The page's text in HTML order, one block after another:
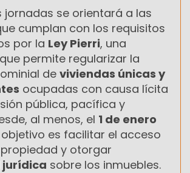
jornadas se orientará a las
cumplan con los requisitos
por la Ley Pierri, una
permite regularizar la
de viviendas únicas y
ocupadas con causa lícita
pública, pacífica y
al menos, el 1 de enero
objetivo es facilitar el acceso
y otorgar
sobre los inmuebles.